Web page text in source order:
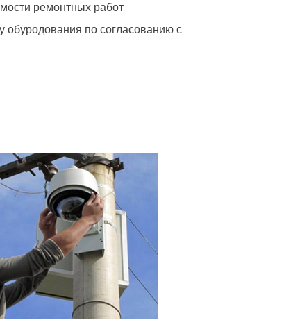
ремонтных работ
обуродования по согласованию с